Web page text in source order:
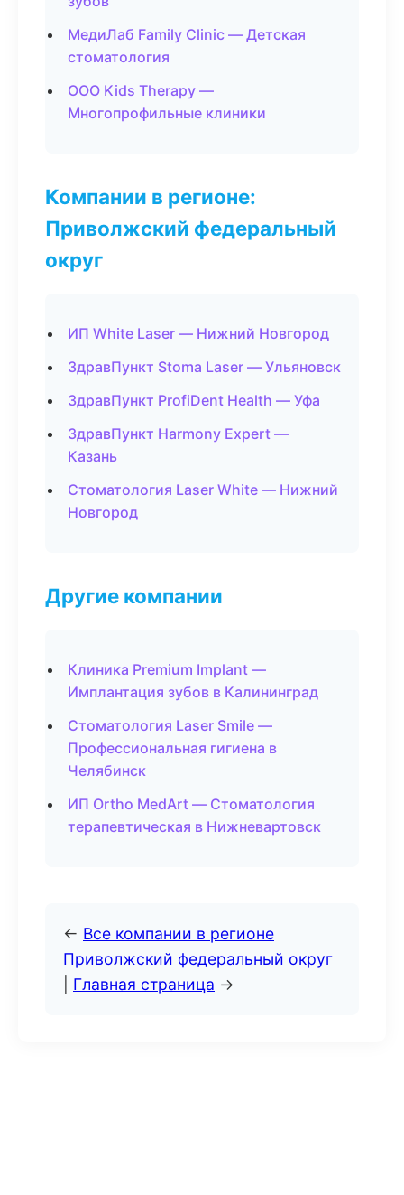
МедиЛаб Family Clinic — Детская
стоматология
ООО Kids Therapy —
Многопрофильные клиники
Компании в регионе:
Приволжский федеральный
округ
ИП White Laser — Нижний Новгород
ЗдравПункт Stoma Laser — Ульяновск
ЗдравПункт ProfiDent Health — Уфа
ЗдравПункт Harmony Expert —
Казань
Стоматология Laser White — Нижний
Новгород
Другие компании
Клиника Premium Implant —
Имплантация зубов в Калининград
Стоматология Laser Smile —
Профессиональная гигиена в
Челябинск
ИП Ortho MedArt — Стоматология
терапевтическая в Нижневартовск
← Все компании в регионе
Приволжский федеральный округ
Главная страница →